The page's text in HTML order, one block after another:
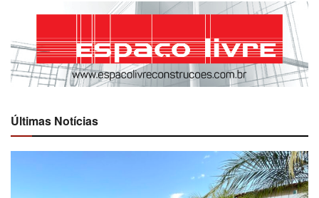
Últimas Notícias